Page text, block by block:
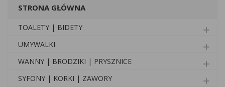
STRONA GŁÓWNA
TOALETY | BIDETY add
UMYWALKI add
WANNY | BRODZIKI | PRYSZNICE add
SYFONY | KORKI | ZAWORY add